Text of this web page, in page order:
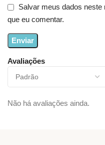
Avaliações
Não há avaliações ainda.
Salvar meus dados
que eu comentar.